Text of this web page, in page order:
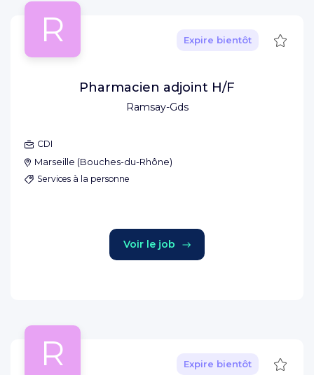
R
Ramsay-Gds
Expire bientôt
Pharmacien adjoint H/F
CDI
Marseille (Bouches-du-Rhône)
Services à la personne
Voir le job
R Expire bientôt